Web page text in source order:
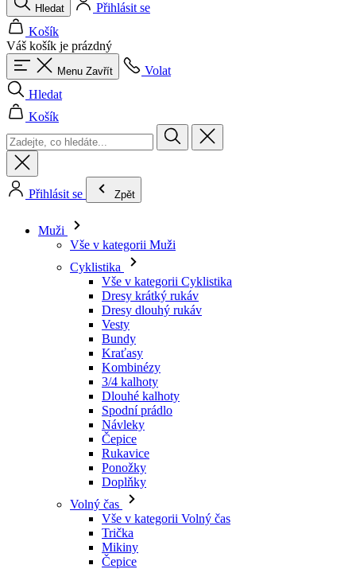
Hledat
Přihlásit se
Košík
Váš košík je prázdný
Menu Zavřít
Volat
Hledat
Košík
Přihlásit se Zpět
Muži
Vše v kategorii Muži
Cyklistika
Vše v kategorii Cyklistika
Dresy krátký rukáv
Dresy dlouhý rukáv
Vesty
Bundy
Kraťasy
Kombinézy
3/4 kalhoty
Dlouhé kalhoty
Spodní prádlo
Návleky
Čepice
Rukavice
Ponožky
Doplňky
Volný čas
Vše v kategorii Volný čas
Trička
Mikiny
Čepice